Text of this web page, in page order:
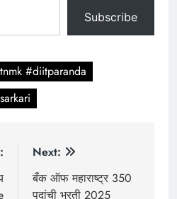
Subscribe
#diitparanda
Next:
बँक ऑफ महाराष्ट्र 350
पदांची भरती 2025